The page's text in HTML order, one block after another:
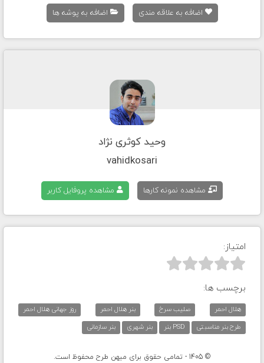
اضافه به علاقه مندی اضافه به پوشه ها
وحید کوثری نژاد
vahidkosari
مشاهده نمونه کارها مشاهده پروفایل کاربر
امتیاز:



برچسب ها:
هلال احمر صلیب سرخ بنر هلال احمر
روز جهانی هلال احمر
طرح بنر مناسبتی
PSD بنر بنر شهری بنر سازمانی
© 1405 - تمامی حقوق برای میهن طرح محفوظ است.